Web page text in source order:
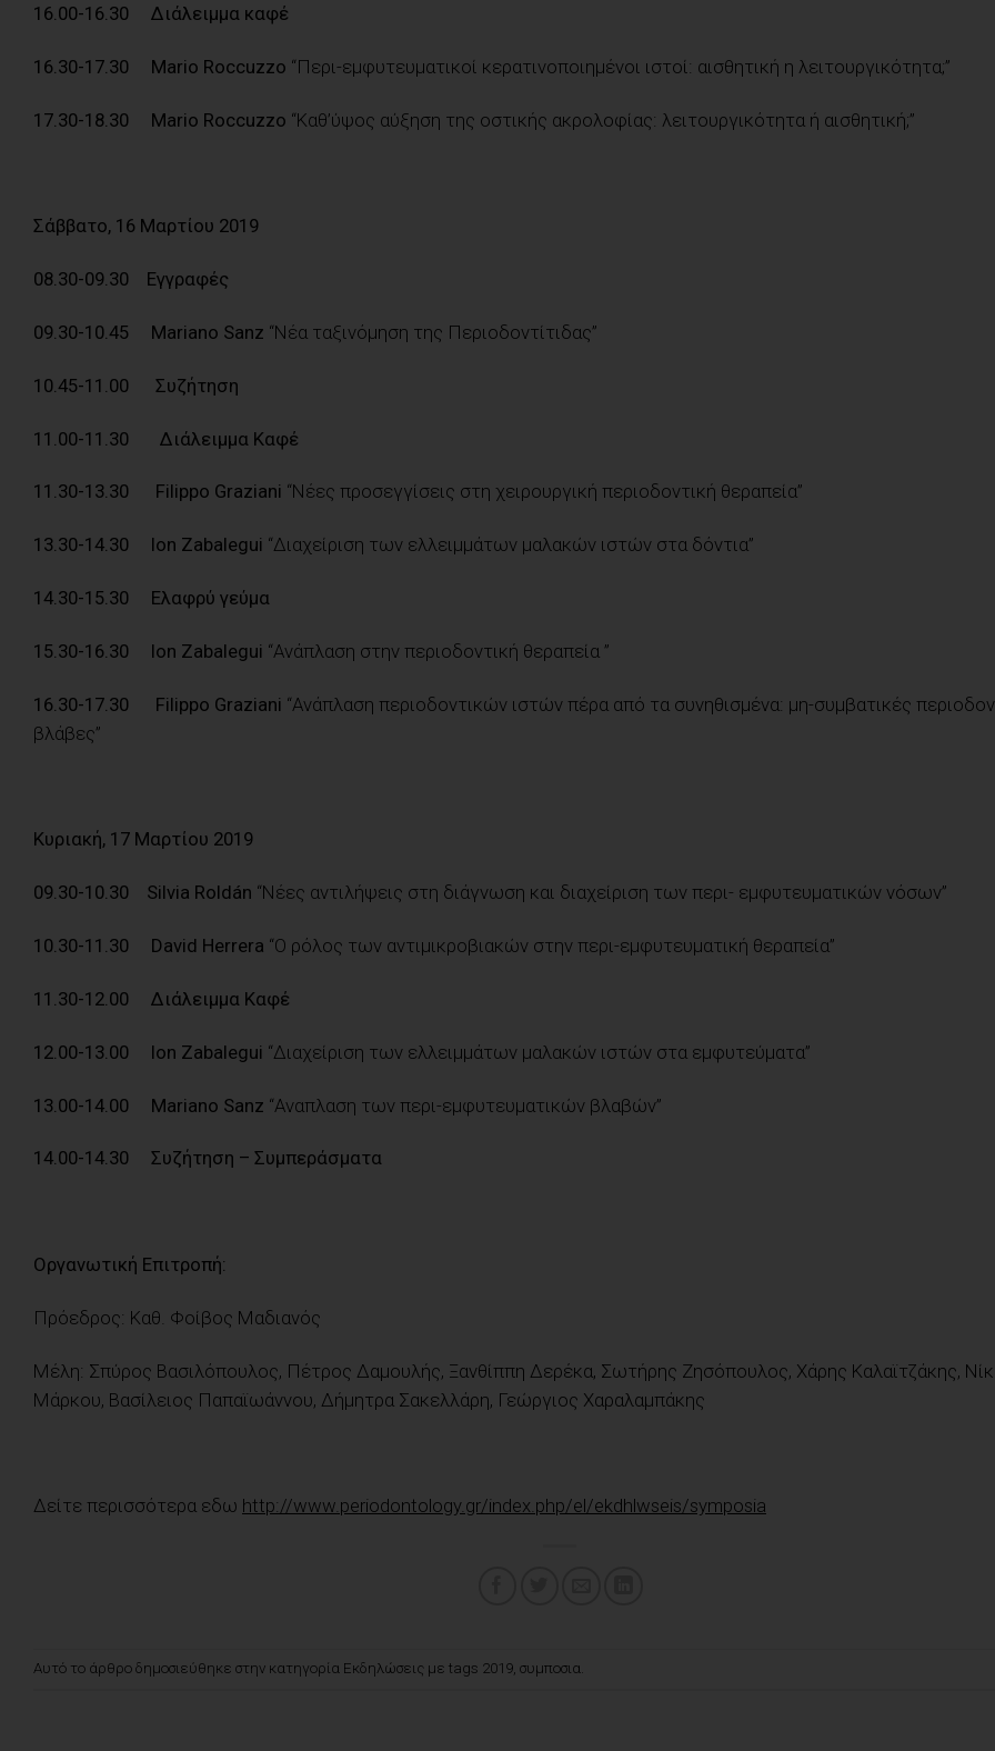
16.00-16.30 Διάλειμμα καφέ
16.30-17.30 Mario Roccuzzo “Περι-εμφυτευματικοί κερατινοποιημένοι ιστοί: αισθητική η λειτουργικότητα;”
17.30-18.30 Mario Roccuzzo “Καθ’ύψος αύξηση της οστικής ακρολοφίας: λειτουργικότητα ή αισθητική;”
Σάββατο, 16 Μαρτίου 2019
08.30-09.30 Εγγραφές
09.30-10.45 Mariano Sanz “Νέα ταξινόμηση της Περιοδοντίτιδας”
10.45-11.00 Συζήτηση
11.00-11.30 Διάλειμμα Καφέ
11.30-13.30 Filippo Graziani “Νέες προσεγγίσεις στη χειρουργική περιοδοντική θεραπεία”
13.30-14.30 Ion Zabalegui “Διαχείριση των ελλειμμάτων μαλακών ιστών στα δόντια”
14.30-15.30 Ελαφρύ γεύμα
15.30-16.30 Ion Zabalegui “Ανάπλαση στην περιοδοντική θεραπεία ”
16.30-17.30 Filippo Graziani “Ανάπλαση περιοδοντικών ιστών πέρα από τα συνηθισμένα: μη-συμβατικές
βλάβες”
Κυριακή, 17 Μαρτίου 2019
09.30-10.30 Silvia Roldán “Νέες αντιλήψεις στη διάγνωση και διαχείριση των περι- εμφυτευματικών νόσων”
10.30-11.30 David Herrera “Ο ρόλος των αντιμικροβιακών στην περι-εμφυτευματική θεραπεία”
11.30-12.00 Διάλειμμα Καφέ
12.00-13.00 Ion Zabalegui “Διαχείριση των ελλειμμάτων μαλακών ιστών στα εμφυτεύματα”
13.00-14.00 Mariano Sanz “Αναπλαση των περι-εμφυτευματικών βλαβών”
14.00-14.30 Συζήτηση – Συμπεράσματα
Οργανωτική Επιτροπή:
Πρόεδρος: Καθ. Φοίβος Μαδιανός
Μέλη: Σπύρος Βασιλόπουλος, Πέτρος Δαμουλής, Ξανθίππη Δερέκα, Σωτήρης Ζησόπουλος, Χάρης Καλαϊτζάκης,
Μάρκου, Βασίλειος Παπαϊωάννου, Δήμητρα Σακελλάρη, Γεώργιος Χαραλαμπάκης
Δείτε περισσότερα εδω http://www.periodontology.gr/index.php/el/ekdhlwseis/symposia
Αυτό το άρθρο δημοσιεύθηκε στην κατηγορία Εκδηλώσεις με tags 2019, συμποσια.